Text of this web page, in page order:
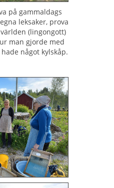
på gammaldags
leksaker, prova
(lingongott)
man gjorde med
något kylskåp.